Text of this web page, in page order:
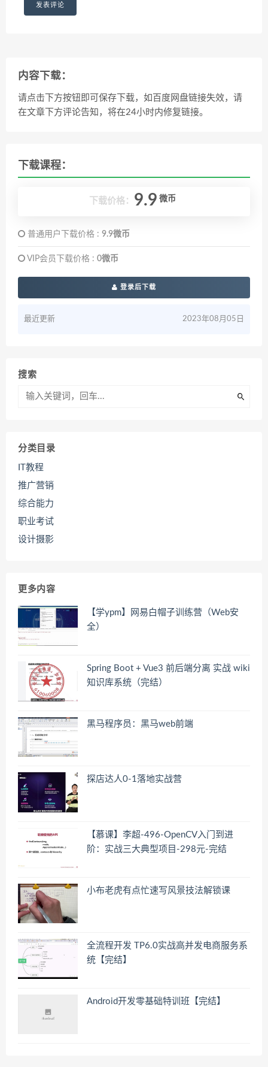
内容下载：
请点击下方按钮即可保存下载，如百度网盘链接失效，请
在文章下方评论告知，将在24小时内修复链接。
下载课程：
下载价格： 9.9 微币
普通用户下载价格 : 9.9微币
VIP会员下载价格 : 0微币
登录后下载
最近更新 2023年08月05日
搜索
分类目录
IT教程
推广营销
综合能力
职业考试
设计摄影
更多内容
【学ypm】网易白帽子训练营（Web安
全）
Spring Boot + Vue3 前后端分离 实战 wiki
知识库系统（完结）
黑马程序员：黑马web前端
探店达人0-1落地实战营
【慕课】李超-496-OpenCV入门到进
阶：实战三大典型项目-298元-完结
小布老虎有点忙速写风景技法解锁课
全流程开发 TP6.0实战高并发电商服务系
统【完结】
Android开发零基础特训班【完结】